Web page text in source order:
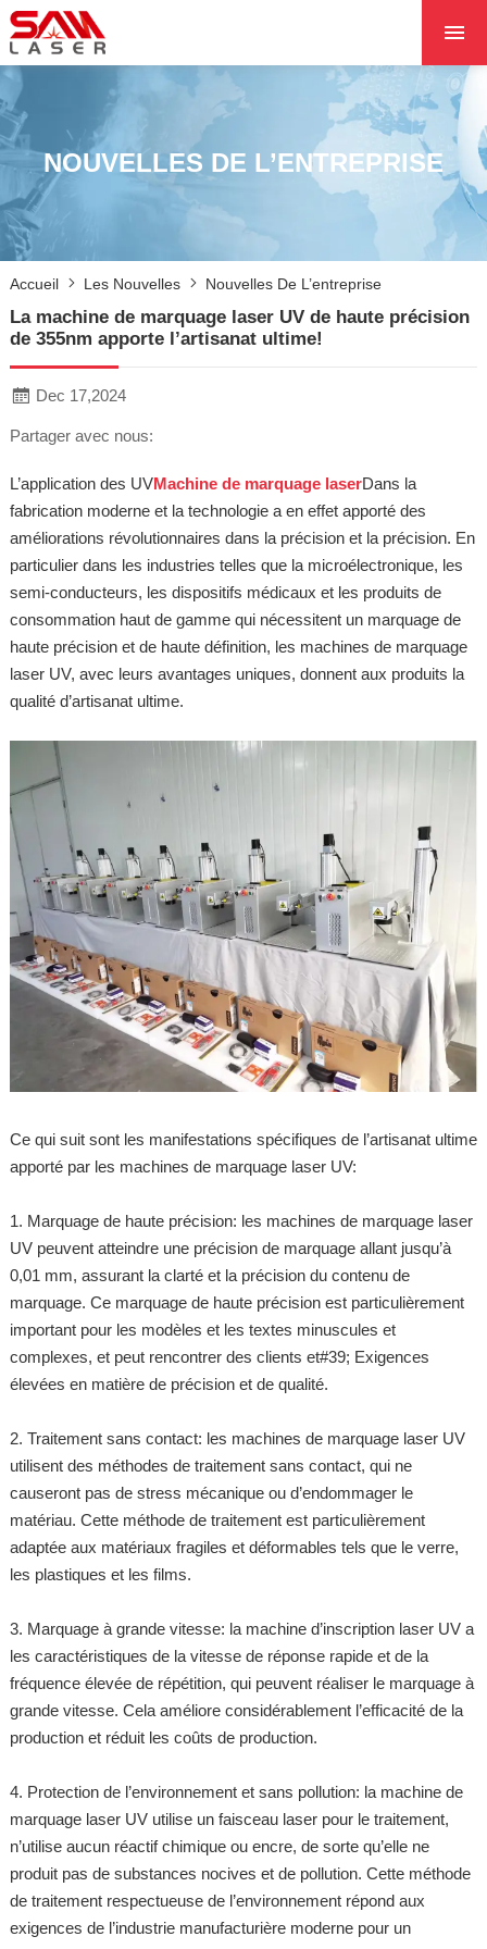
À PROPOS DE
PRODUITS
LES PROJETS
LES NOUVELLES
NOUVELLES DE L’ENTREPRISE
Accueil Les Nouvelles Nouvelles De L’entreprise
La machine de marquage laser UV de haute précision
de 355nm apporte l’artisanat ultime!
Dec 17,2024
Partager avec nous:
L’application des UVMachine de marquage laserDans la
fabrication moderne et la technologie a en effet apporté des
améliorations révolutionnaires dans la précision et la précision. En
particulier dans les industries telles que la microélectronique, les
semi-conducteurs, les dispositifs médicaux et les produits de
consommation haut de gamme qui nécessitent un marquage de
haute précision et de haute définition, les machines de marquage
laser UV, avec leurs avantages uniques, donnent aux produits la
qualité d’artisanat ultime.
Ce qui suit sont les manifestations spécifiques de l’artisanat ultime
apporté par les machines de marquage laser UV:
1. Marquage de haute précision: les machines de marquage laser
UV peuvent atteindre une précision de marquage allant jusqu’à
0,01 mm, assurant la clarté et la précision du contenu de
marquage. Ce marquage de haute précision est particulièrement
important pour les modèles et les textes minuscules et
complexes, et peut rencontrer des clients et#39; Exigences
élevées en matière de précision et de qualité.
2. Traitement sans contact: les machines de marquage laser UV
utilisent des méthodes de traitement sans contact, qui ne
causeront pas de stress mécanique ou d’endommager le
matériau. Cette méthode de traitement est particulièrement
adaptée aux matériaux fragiles et déformables tels que le verre,
les plastiques et les films.
3. Marquage à grande vitesse: la machine d’inscription laser UV a
les caractéristiques de la vitesse de réponse rapide et de la
fréquence élevée de répétition, qui peuvent réaliser le marquage à
grande vitesse. Cela améliore considérablement l’efficacité de la
production et réduit les coûts de production.
4. Protection de l’environnement et sans pollution: la machine de
marquage laser UV utilise un faisceau laser pour le traitement,
n’utilise aucun réactif chimique ou encre, de sorte qu’elle ne
produit pas de substances nocives et de pollution. Cette méthode
de traitement respectueuse de l’environnement répond aux
exigences de l’industrie manufacturière moderne pour un